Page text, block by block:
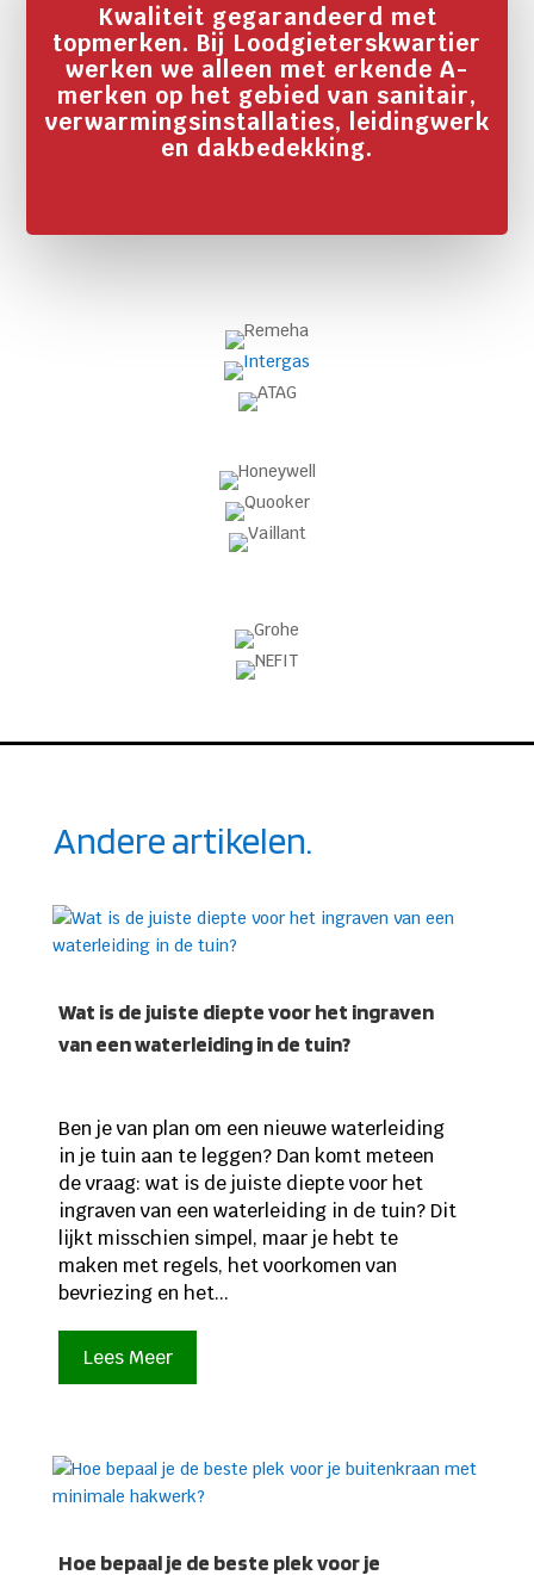
Kwaliteit gegarandeerd met
topmerken. Bij Loodgieterskwartier
werken we alleen met erkende A-
merken op het gebied van sanitair,
verwarmingsinstallaties, leidingwerk
en dakbedekking.
Andere artikelen.
Wat is de juiste diepte voor het ingraven
van een waterleiding in de tuin?
Ben je van plan om een nieuwe waterleiding
in je tuin aan te leggen? Dan komt meteen
de vraag: wat is de juiste diepte voor het
ingraven van een waterleiding in de tuin? Dit
lijkt misschien simpel, maar je hebt te
maken met regels, het voorkomen van
bevriezing en het...
Lees Meer
Hoe bepaal je de beste plek voor je